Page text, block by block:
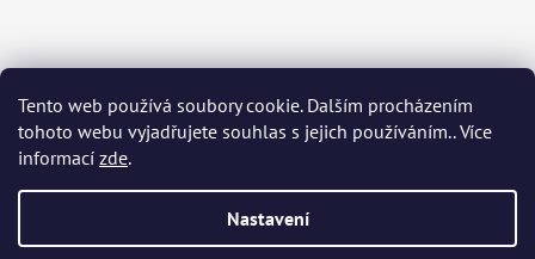
Tento web používá soubory cookie. Dalším procházením
tohoto webu vyjadřujete souhlas s jejich používáním.. Více
informací zde.
Nastavení
Čeština Slovenčina English Deutsch Magyar
Język polski Română Italiano Español Français
Português
Nederlands Українська Ελληνικά Svenska Dansk